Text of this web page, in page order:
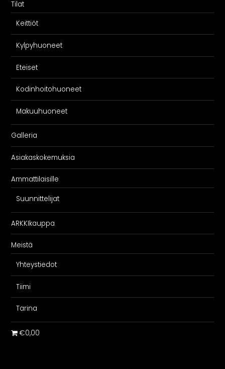
Tilat
Keittiöt
Kylpyhuoneet
Eteiset
Kodinhoitohuoneet
Makuuhuoneet
Galleria
Asiakaskokemuksia
Ammattilaisille
Suunnittelijat
ARKKIkauppa
Meistä
Yhteystiedot
Tiimi
Tarina
€0,00